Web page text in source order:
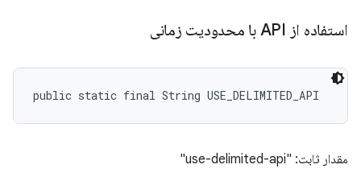
استفاده از API با محدودیت زمانی
public static final String USE_DELIMITED_API
مقدار ثابت: "use-delimited-api"